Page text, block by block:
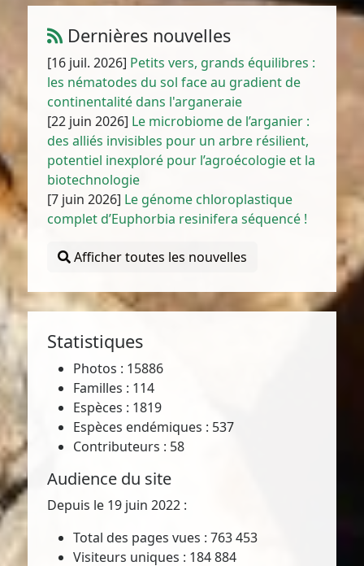
Dernières nouvelles
[16 juil. 2026] Petits vers, grands équilibres :
les nématodes du sol face au gradient de
continentalité dans l'arganeraie
[22 juin 2026] Le microbiome de l’arganier :
des alliés invisibles pour un arbre résilient,
potentiel inexploré pour l’agroécologie et la
biotechnologie
[7 juin 2026] Le génome chloroplastique
complet d’Euphorbia resinifera séquencé !
Afficher toutes les nouvelles
Statistiques
Photos : 15886
Familles : 114
Espèces : 1819
Espèces endémiques : 537
Contributeurs : 58
Audience du site
Depuis le 19 juin 2022 :
Total des pages vues : 763 453
Visiteurs uniques : 184 884